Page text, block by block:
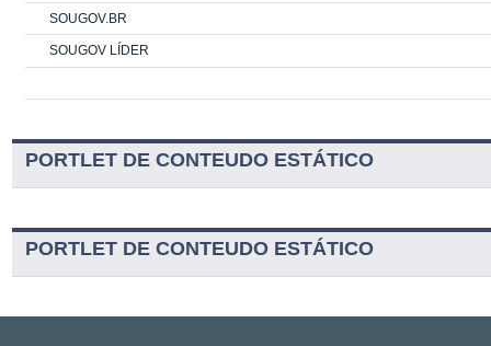
SOUGOV.BR
SOUGOV LÍDER
PORTLET DE CONTEUDO ESTÁTICO
PORTLET DE CONTEUDO ESTÁTICO